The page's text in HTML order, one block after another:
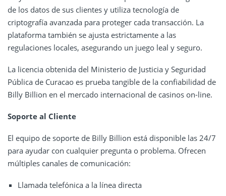
de los datos de sus clientes y utiliza tecnología de
criptografía avanzada para proteger cada transacción. La
plataforma también se ajusta estrictamente a las
regulaciones locales, asegurando un juego leal y seguro.
La licencia obtenida del Ministerio de Justicia y Seguridad
Pública de Curacao es prueba tangible de la confiabilidad de
Billy Billion en el mercado internacional de casinos on-line.
Soporte al Cliente
El equipo de soporte de Billy Billion está disponible las 24/7
para ayudar con cualquier pregunta o problema. Ofrecen
múltiples canales de comunicación:
Llamada telefónica a la línea directa